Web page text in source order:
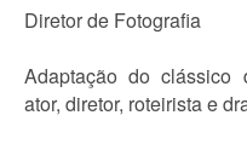
Diretor de Fotografia
Adaptação do clássico
ator, diretor, roteirista e